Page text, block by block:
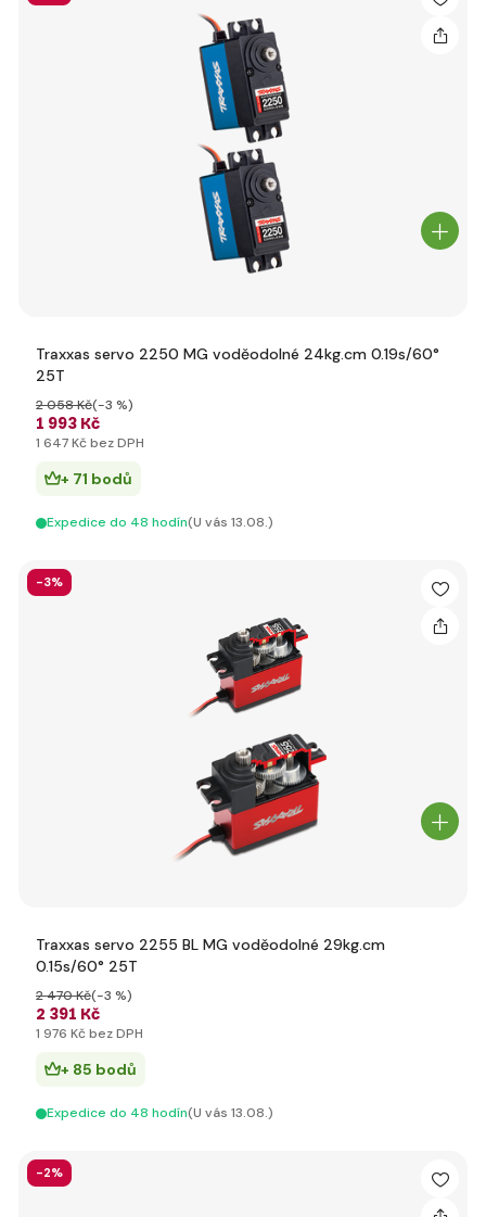
Traxxas servo 2250 MG voděodolné 24kg.cm 0.19s/60°
25T
1 993 Kč
2 058 Kč(-3 %)
1 647 Kč bez DPH
+ 71 bodů
Expedice do 48 hodín(U vás 13.08.)
-3%
Traxxas servo 2255 BL MG voděodolné 29kg.cm
0.15s/60° 25T
2 391 Kč
2 470 Kč(-3 %)
1 976 Kč bez DPH
+ 85 bodů
Expedice do 48 hodín(U vás 13.08.)
-2%